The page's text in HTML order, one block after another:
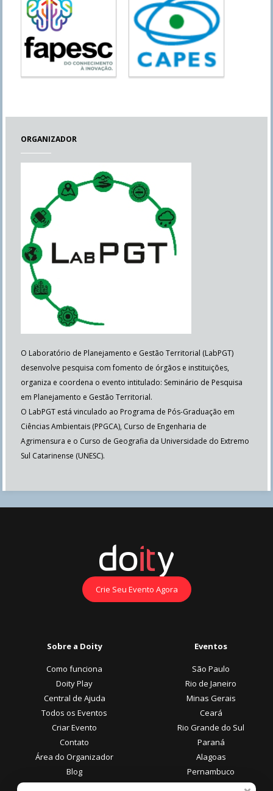
ORGANIZADOR
O Laboratório de Planejamento e Gestão Territorial (LabPGT)
desenvolve pesquisa com fomento de órgãos e instituições,
organiza e coordena o evento intitulado: Seminário de Pesquisa
em Planejamento e Gestão Territorial.
O LabPGT está vinculado ao Programa de Pós-Graduação em
Ciências Ambientais (PPGCA), Curso de Engenharia de
Agrimensura e o Curso de Geografia da Universidade do Extremo
Sul Catarinense (UNESC).
Crie Seu Evento Agora
Sobre a Doity
Como funciona
Doity Play
Central de Ajuda
Todos os Eventos
Criar Evento
Contato
Área do Organizador
Blog
Eventos
São Paulo
Rio de Janeiro
Minas Gerais
Ceará
Rio Grande do Sul
Paraná
Alagoas
Pernambuco